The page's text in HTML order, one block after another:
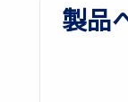
製品